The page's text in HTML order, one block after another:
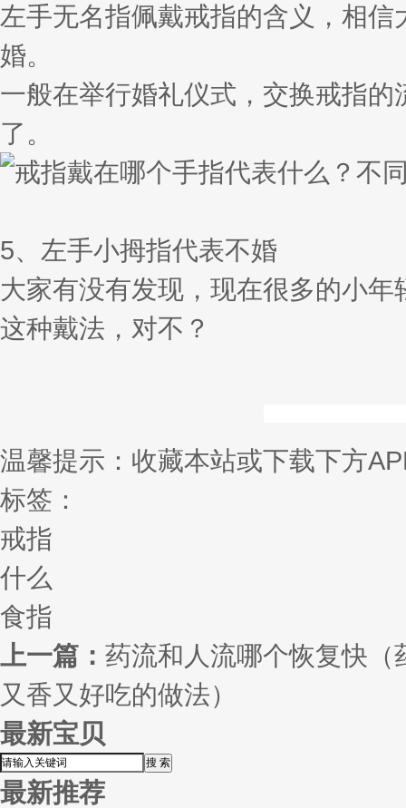
左手无名指佩戴戒指的含义，相
婚。
一般在举行婚礼仪式，交换戒指
了。
5、左手小拇指代表不婚
大家有没有发现，现在很多的小
这种戴法，对不？
温馨提示：收藏本站或下载下方
标签：
戒指
什么
食指
上一篇： 药流和人流哪个恢复快
又香又好吃的做法）
最新宝贝
最新推荐